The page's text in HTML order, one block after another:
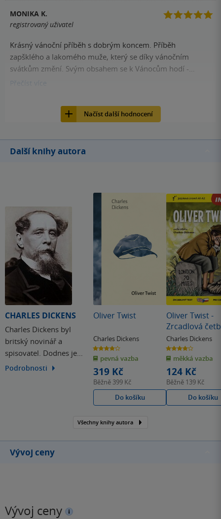
MONIKA K.
registrovaný uživatel
Krásný vánoční příběh s dobrým koncem. Příběh
zapšklého a lakomého muže, který se díky vánočním
svátkům změní. Svým obsahem se k Vánocům hodí -
příběh, který pohladí, ale nepřekvapí
Přečíst
Načíst další hodnocení
Další knihy autora
CHARLES DICKENS
Charles Dickens byl
britský novinář a
spisovatel. Dodnes je
nejoblíbenějším
poloviny 19. století. Na
zkušeností často
zobrazoval osudy
Podrobnosti
Oliver Twist
Charles Dickens
3.9
z
5
hvězdiček
pevná vazba
319 Kč
Běžně 399 Kč
Do košíku
Oliver Twist -
Zrcadlová
(A1-A2)
Charles Dickens
3.9
z
5
hvězdiček
měkká vazba
124 Kč
Běžně 139 Kč
Do košíku
Všechny knihy autora
Vývoj ceny
Vývoj ceny